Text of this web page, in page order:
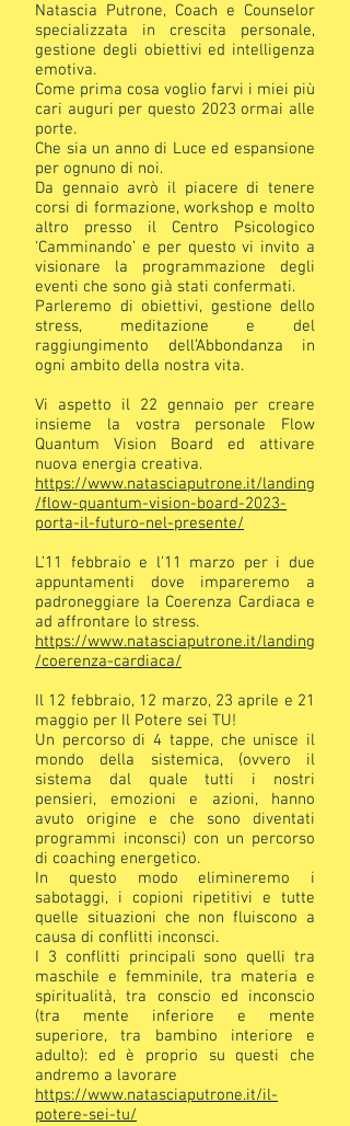
Natascia Putrone, Coach e Counselor
specializzata in crescita personale,
gestione degli obiettivi ed intelligenza
emotiva.
Come prima cosa voglio farvi i miei più
cari auguri per questo 2023 ormai alle
porte.
Che sia un anno di Luce ed espansione
per ognuno di noi.
Da gennaio avrò il piacere di tenere
corsi di formazione, workshop e molto
altro presso il Centro Psicologico
‘Camminando’ e per questo vi invito a
visionare la programmazione degli
eventi che sono già stati confermati.
Parleremo di obiettivi, gestione dello
stress, meditazione e del
raggiungimento dell’Abbondanza in
ogni ambito della nostra vita.
Vi aspetto il 22 gennaio per creare
insieme la vostra personale Flow
Quantum Vision Board ed attivare
nuova energia creativa.
https://www.natasciaputrone.it/landing
/flow-quantum-vision-board-2023-
porta-il-futuro-nel-presente/
L’11 febbraio e l’11 marzo per i due
appuntamenti dove impareremo a
padroneggiare la Coerenza Cardiaca e
ad affrontare lo stress.
https://www.natasciaputrone.it/landing
/coerenza-cardiaca/
Il 12 febbraio, 12 marzo, 23 aprile e 21
maggio per Il Potere sei TU!
Un percorso di 4 tappe, che unisce il
mondo della sistemica, (ovvero il
sistema dal quale tutti i nostri
pensieri, emozioni e azioni, hanno
avuto origine e che sono diventati
programmi inconsci) con un percorso
di coaching energetico.
In questo modo elimineremo i
sabotaggi, i copioni ripetitivi e tutte
quelle situazioni che non fluiscono a
causa di conflitti inconsci.
I 3 conflitti principali sono quelli tra
maschile e femminile, tra materia e
spiritualità, tra conscio ed inconscio
(tra mente inferiore e mente
superiore, tra bambino interiore e
adulto): ed è proprio su questi che
andremo a lavorare
https://www.natasciaputrone.it/il-
potere-sei-tu/